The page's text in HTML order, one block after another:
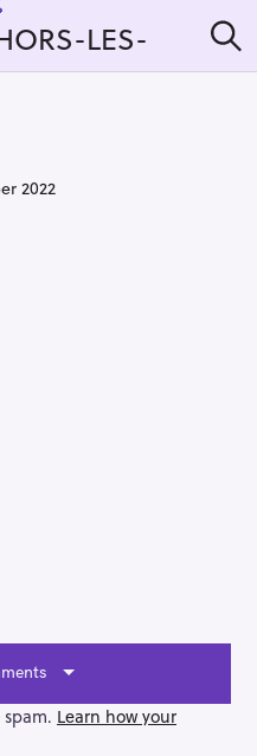
LES-
e
2022
Learn how your